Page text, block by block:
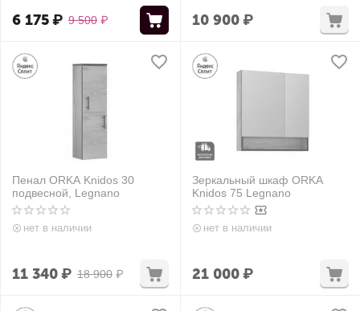
9 500 ₽
6 175₽ 10 900₽
Пенал ORKA Knidos 30
подвесной, Legnano
нет в наличии
18 900 ₽
11 340₽
Зеркальный шкаф ORKA
Knidos 75 Legnano
нет в наличии
21 000₽